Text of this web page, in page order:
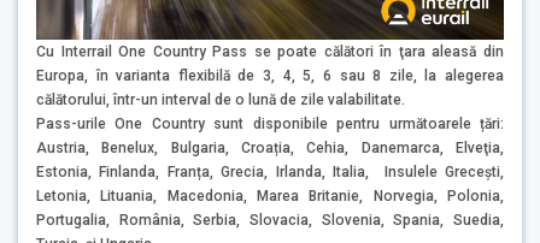
Cu Interrail One Country Pass se poate călători în ţara aleasă din
Europa, în varianta flexibilă de 3, 4, 5, 6 sau 8 zile, la alegerea
călătorului, într-un interval de o lună de zile valabilitate.
Pass-urile One Country sunt disponibile pentru următoarele țări:
Austria, Benelux, Bulgaria, Croația, Cehia, Danemarca, Elveţia,
Estonia, Finlanda, Franța, Grecia, Irlanda, Italia, Insulele Grecești,
Letonia, Lituania, Macedonia, Marea Britanie, Norvegia, Polonia,
Portugalia, România, Serbia, Slovacia, Slovenia, Spania, Suedia,